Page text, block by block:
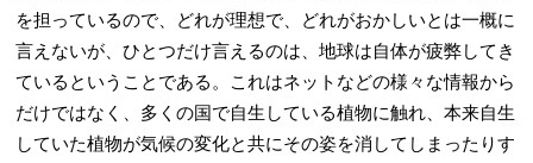
を担っているので、どれが理想で、どれがおかしいとは一概に
言えないが、ひとつだけ言えるのは、地球は自体が疲弊してき
ているということである。これはネットなどの様々な情報から
だけではなく、多くの国で自生している植物に触れ、本来自生
していた植物が気候の変化と共にその姿を消してしまったりす